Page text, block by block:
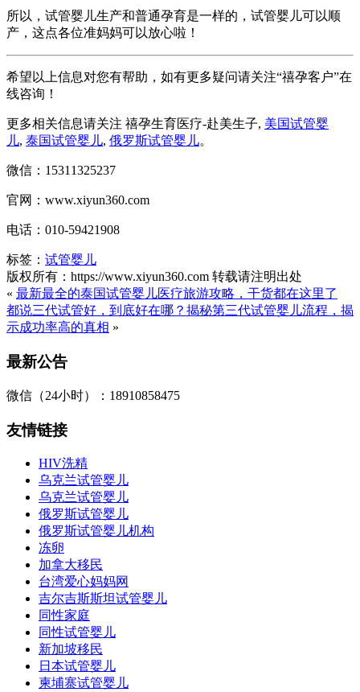
所以，试管婴儿生产和普通孕育是一样的，试管婴儿可以顺
产，这点各位准妈妈可以放心啦！
希望以上信息对您有帮助，如有更多疑问请关注“禧孕客户”在
线咨询！
更多相关信息请关注 禧孕生育医疗-赴美生子, 美国试管婴
儿, 泰国试管婴儿, 俄罗斯试管婴儿。
微信：15311325237
官网：www.xiyun360.com
电话：010-59421908
标签： 试管婴儿
版权所有：https://www.xiyun360.com 转载请注明出处
« 最新最全的泰国试管婴儿医疗旅游攻略，干货都在这里了
都说三代试管好，到底好在哪？揭秘第三代试管婴儿流程，揭
示成功率高的真相 »
最新公告
微信（24小时）：18910858475
友情链接
HIV洗精
乌克兰试管婴儿
乌克兰试管婴儿
俄罗斯试管婴儿
俄罗斯试管婴儿机构
冻卵
加拿大移民
台湾爱心妈妈网
吉尔吉斯斯坦试管婴儿
同性家庭
同性试管婴儿
新加坡移民
日本试管婴儿
柬埔寨试管婴儿